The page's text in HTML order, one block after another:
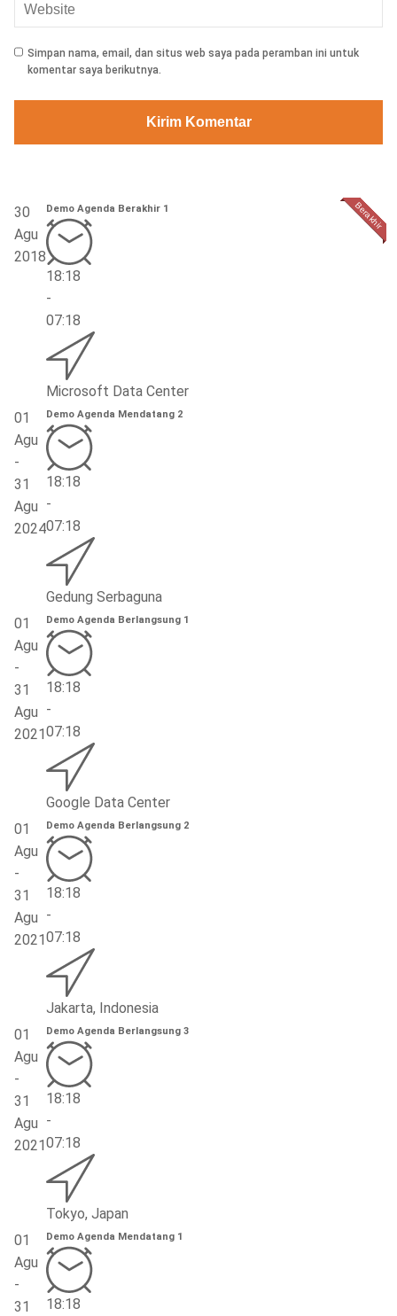
Simpan nama, email, dan situs web saya pada peramban ini untuk
komentar saya berikutnya.
30
Agu
2018
Demo Agenda Berakhir 1
18:18
-
07:18
Microsoft Data Center
01
Agu
-
31
Agu
2024
Demo Agenda Mendatang 2
18:18
-
07:18
Gedung Serbaguna
01
Agu
-
31
Agu
2021
Demo Agenda Berlangsung 1
18:18
-
07:18
Google Data Center
01
Agu
-
31
Agu
2021
Demo Agenda Berlangsung 2
18:18
-
07:18
Jakarta, Indonesia
01
Agu
-
31
Agu
2021
Demo Agenda Berlangsung 3
18:18
-
07:18
Tokyo, Japan
01
Agu
-
31
Demo Agenda Mendatang 1
18:18